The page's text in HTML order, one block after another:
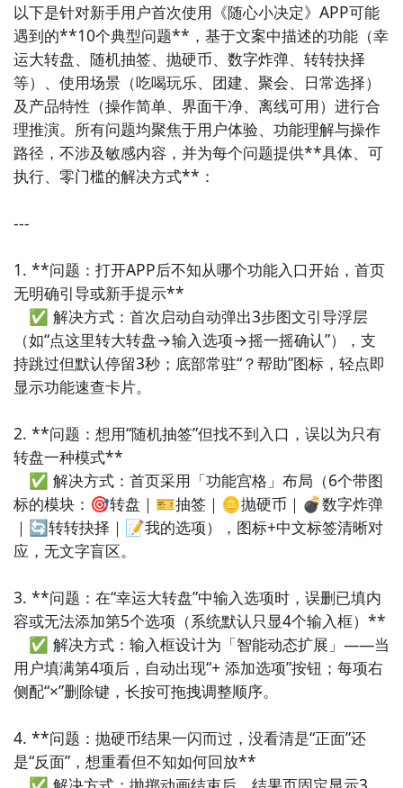
每日推送一个温和的生活小命题（如“专注1小时 or 放松
30分钟？”），结合心理学微建议引导用户觉察偏好，兼
具记录与轻量复盘功能。
4. 《选项盒子》：类实体“抽签盒”的数字还原APP，可
创建多组可命名的选项卡（如“周末计划箱”“点餐盲
盒”），支持图片/emoji选项、计时抽取和好友协作投
票，操作零学习成本。
5. 《懒人决策器》：面向拖延型用户的友好型小工具，
分模式”双路径，内置常见生活场景预设（租房、跳槽、
送礼等），附带简明利弊提示。
6. 《随心转盘》：可视化转盘式决策应用，支持自定义
分区、颜色与音效，可保存多个主题转盘（如“咖啡店选
择轮”“电影类型幸运盘”），导出截图方便社交分享，兼
7. 《三选一》：极简主义代表作——仅保留三个可编辑
选项框与一个“戳一下”按钮，无设置页、无账户、无网
络权限，纯粹聚焦“缩小选择范围”这一核心需求，适合
对信息过载敏感的用户。
选项外，提供“随机组合”“属性加成”（如+省钱/+社
交/+宅家）等玩法，适用于内容创作、活动策划等轻度
脑力场景，附带灵感笔记速记区。
9. 《小确幸抽签》：融合积极心理学的生活小工具，每
生活小贴士（如“选外卖？记得加个溏心蛋～”），传递
温暖陪伴感。
以下是针对新手用户首次使用《随心小决定》APP可能
遇到的**10个典型问题**，基于文案中描述的功能（幸
运大转盘、随机抽签、抛硬币、数字炸弹、转转抉择
等）、使用场景（吃喝玩乐、团建、聚会、日常选择）
及产品特性（操作简单、界面干净、离线可用）进行合
理推演。所有问题均聚焦于用户体验、功能理解与操作
路径，不涉及敏感内容，并为每个问题提供**具体、可
执行、零门槛的解决方式**：
---
1. **问题：打开APP后不知从哪个功能入口开始，首页
无明确引导或新手提示**
✅ 解决方式：首次启动自动弹出3步图文引导浮层
（如“点这里转大转盘→输入选项→摇一摇确认”），支
持跳过但默认停留3秒；底部常驻“？帮助”图标，轻点即
显示功能速查卡片。
2. **问题：想用“随机抽签”但找不到入口，误以为只有
转盘一种模式**
✅ 解决方式：首页采用「功能宫格」布局（6个带图
标的模块：🎯转盘｜🎫抽签｜🪙抛硬币｜💣数字炸弹
｜🔄转转抉择｜📝我的选项），图标+中文标签清晰对
应，无文字盲区。
3. **问题：在“幸运大转盘”中输入选项时，误删已填内
容或无法添加第5个选项（系统默认只显4个输入框）**
✅ 解决方式：输入框设计为「智能动态扩展」——当
用户填满第4项后，自动出现“+ 添加选项”按钮；每项右
侧配“×”删除键，长按可拖拽调整顺序。
4. **问题：抛硬币结果一闪而过，没看清是“正面”还
是“反面”，想重看但不知如何回放**